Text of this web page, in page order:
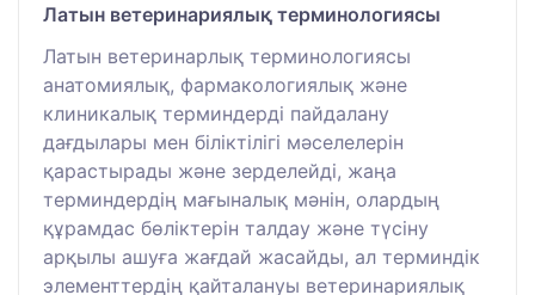
Латын ветеринариялық терминологиясы
Латын ветеринарлық терминологиясы
анатомиялық, фармакологиялық және
клиникалық терминдерді пайдалану
дағдылары мен біліктілігі мәселелерін
қарастырады және зерделейді, жаңа
терминдердің мағыналық мәнін, олардың
құрамдас бөліктерін талдау және түсіну
арқылы ашуға жағдай жасайды, ал терминдік
элементтердің қайталануы ветеринариялық